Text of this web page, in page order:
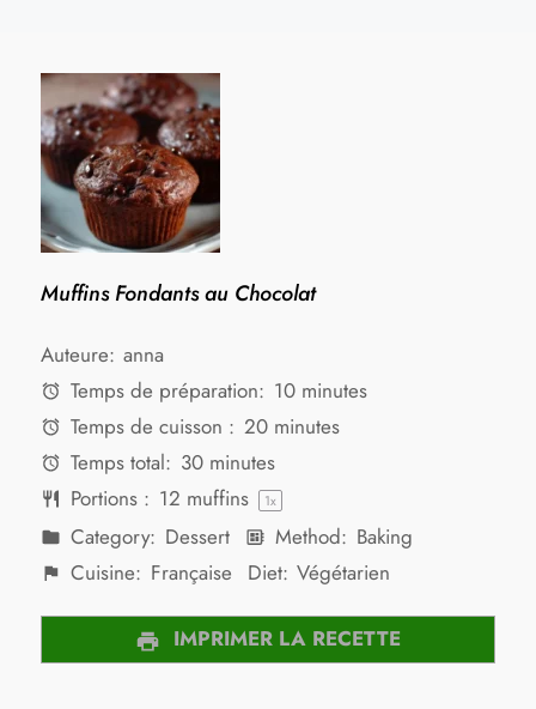
Muffins Fondants au Chocolat
Auteure: anna
Temps de préparation: 10 minutes
Temps de cuisson : 20 minutes
Temps total: 30 minutes
Portions : 12 muffins 1x
Category: Dessert Method: Baking
Cuisine: Française Diet: Végétarien
IMPRIMER LA RECETTE